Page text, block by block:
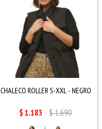
CHALECO ROLLER S-XXL - NEGRO
$1.183 $1.690